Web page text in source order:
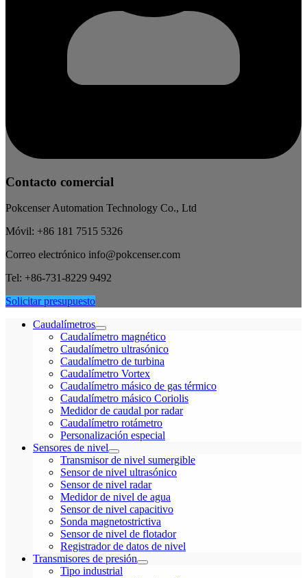
Contacto comercial
Pokcenser Automation Technology Co., Ltd
Móvil: +86 181 7515 5326
Correo electrónico info@pokcenser.com
Tel: +86-731-8229 9492
Solicitar presupuesto
Caudalímetros
Caudalímetro magnético
Caudalímetro ultrasónico
Caudalímetro de turbina
Caudalímetro Vortex
Caudalímetro másico de gas térmico
Caudalímetro másico Coriolis
Medidor de caudal por radar
Caudalímetro rotámetro
Personalización especial
Sensores de nivel
Transmisor de nivel sumergible
Sensor de nivel ultrasónico
Sensor de nivel radar
Medidor de nivel de agua
Sensor de nivel capacitivo
Sonda magnetostrictiva
Sensor de nivel de flotador
Registrador de datos de nivel
Transmisores de presión
Tipo industrial